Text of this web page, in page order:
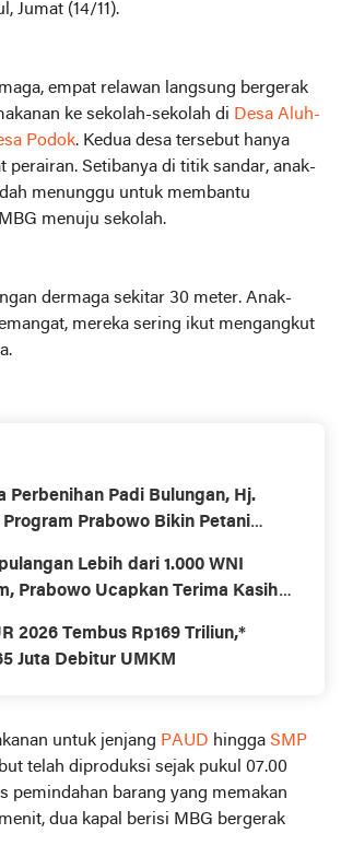
Jumat (14/11).
empat relawan langsung bergerak
ke sekolah-sekolah di Desa Aluh-
Podok. Kedua desa tersebut hanya
perairan. Setibanya di titik sandar, anak-
menunggu untuk membantu
menuju sekolah.
dermaga sekitar 30 meter. Anak-
mereka sering ikut mengangkut
Perbenihan Padi Bulungan, Hj.
Prabowo Bikin Petani
Lebih dari 1.000 WNI
Prabowo Ucapkan Terima Kasih
2026 Tembus Rp169 Triliun,*
Juta Debitur UMKM
untuk jenjang PAUD hingga SMP
telah diproduksi sejak pukul 07.00
pemindahan barang yang memakan
dua kapal berisi MBG bergerak